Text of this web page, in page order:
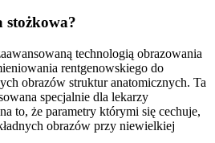
stożkowa?
technologią obrazowania
rentgenowskiego do
obrazów struktur anatomicznych. Ta
specjalnie dla lekarzy
to, że parametry którymi się cechuje,
obrazów przy niewielkiej